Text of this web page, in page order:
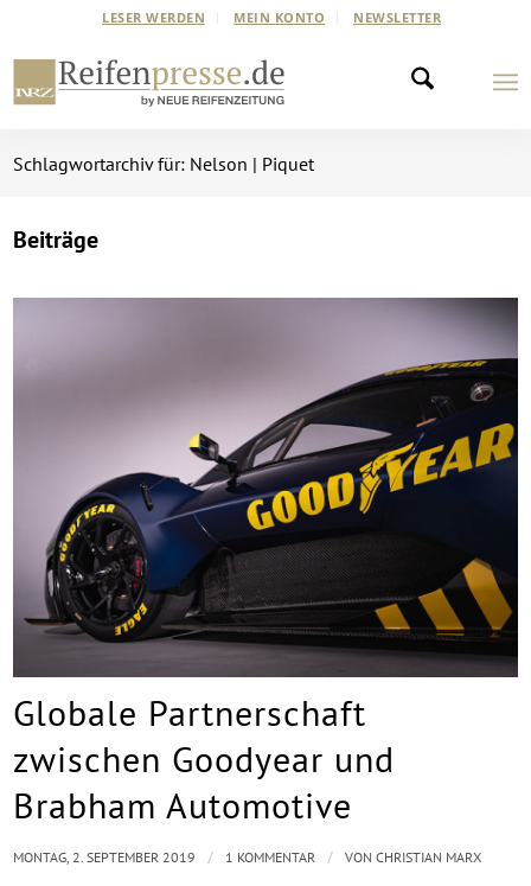
LESER WERDEN MEIN KONTO NEWSLETTER
Schlagwortarchiv für: Nelson | Piquet
Beiträge
Globale Partnerschaft
zwischen Goodyear und
Brabham Automotive
MONTAG, 2. SEPTEMBER 2019 / 1 KOMMENTAR / VONCHRISTIAN MARX